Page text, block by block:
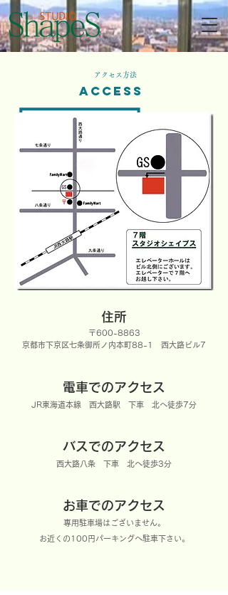
アクセス方法
ACCESS
住所
〒600-8863
京都市下京区七条御所ノ内本町88-1 西大路ビル7
電車でのアクセス
JR東海道本線 西大路駅 下車 北へ徒歩7分
バスでのアクセス
西大路八条 下車 北へ徒歩3分
お車でのアクセス
専用駐車場はございません。
お近くの100円パーキングへ駐車下さい。